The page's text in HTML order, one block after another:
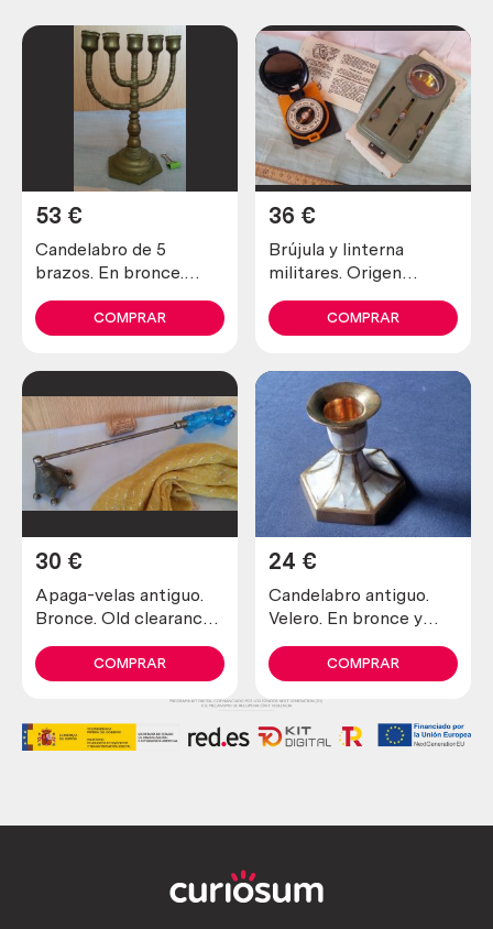
Candelabro de 5
brazos. En bronce.
53 €
COMPRAR
Brújula y linterna
militares. Origen
36 €
COMPRAR
Apaga-velas antiguo.
Bronce. Old clearance-
30 €
COMPRAR
Candelabro antiguo.
Velero. En bronce y
Nueva zelanda.
Candlesticks
24 €
COMPRAR